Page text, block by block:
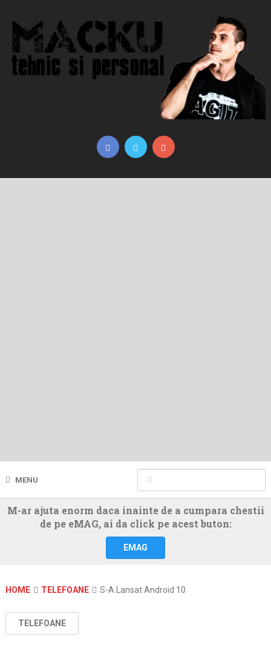
MENU
M-ar ajuta enorm daca inainte de a cumpara chestii
de pe eMAG, ai da click pe acest buton:
EMAG
HOME TELEFOANE S-A Lansat Android 10
TELEFOANE